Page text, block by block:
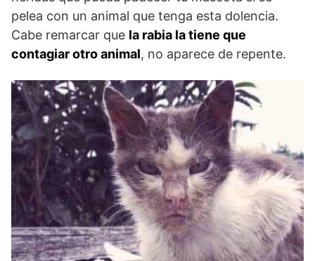
pelea con un animal que tenga esta dolencia.
Cabe remarcar que la rabia la tiene que
contagiar otro animal, no aparece de repente.